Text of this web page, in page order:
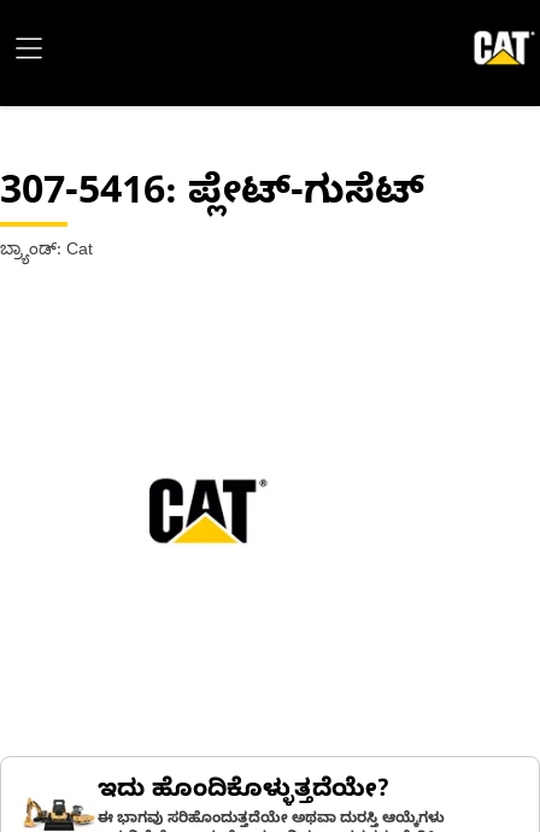
307-5416: ಪ್ಲೇಟ್-ಗುಸೆಟ್
ಬ್ರ್ಯಾಂಡ್: Cat
ಇದು ಹೊಂದಿಕೊಳ್ಳುತ್ತದೆಯೇ?
ಈ ಭಾಗವು ಸರಿಹೊಂದುತ್ತದೆಯೇ ಅಥವಾ ದುರಸ್ತಿ ಆಯ್ಕೆಗಳು